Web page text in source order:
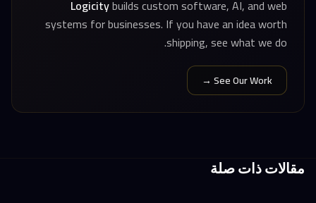
Logicitybuilds custom software, AI, and web
systems for businesses. If you have an idea worth
shipping, see what we do.
See Our Work →
مقالات ذات صلة